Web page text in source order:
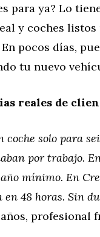
para ya? Lo
y coches
pocos días,
tu nuevo
reales de
coche solo para
por trabajo.
mínimo. En
en 48 horas. Sin
profesional